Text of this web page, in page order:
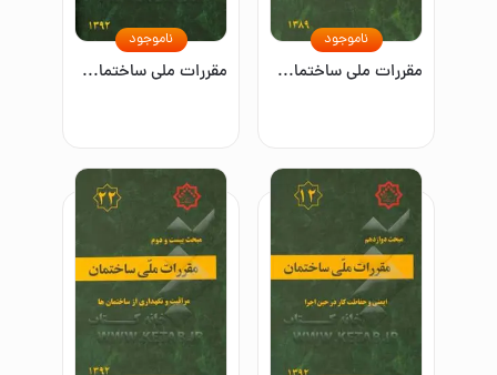
مقررات ملی ساختمان ایران: مبحث نوزدهم: صرفه‌جوئی در مصرف انرژی
ناموجود
مقررات ملی ساختمان ایران: مبحث ششم: بارهای وارد بر ساختمان
ناموجود